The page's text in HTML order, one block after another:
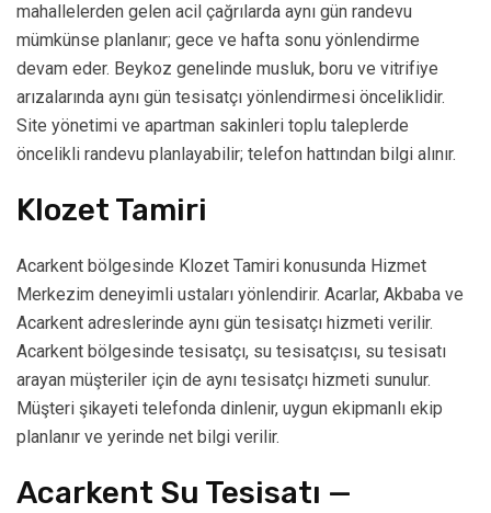
mahallelerden gelen acil çağrılarda aynı gün randevu
mümkünse planlanır; gece ve hafta sonu yönlendirme
devam eder. Beykoz genelinde musluk, boru ve vitrifiye
arızalarında aynı gün tesisatçı yönlendirmesi önceliklidir.
Site yönetimi ve apartman sakinleri toplu taleplerde
öncelikli randevu planlayabilir; telefon hattından bilgi alınır.
Klozet Tamiri
Acarkent bölgesinde Klozet Tamiri konusunda Hizmet
Merkezim deneyimli ustaları yönlendirir. Acarlar, Akbaba ve
Acarkent adreslerinde aynı gün tesisatçı hizmeti verilir.
Acarkent bölgesinde tesisatçı, su tesisatçısı, su tesisatı
arayan müşteriler için de aynı tesisatçı hizmeti sunulur.
Müşteri şikayeti telefonda dinlenir, uygun ekipmanlı ekip
planlanır ve yerinde net bilgi verilir.
Acarkent Su Tesisatı —